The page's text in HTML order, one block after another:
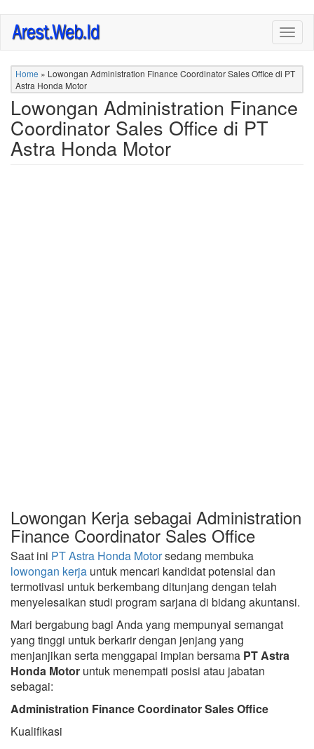
Skip
main
content
Home » Lowongan Administration Finance Coordinator Sales Office di PT
Astra Honda Motor
Lowongan Administration Finance
Coordinator Sales Office di PT
Astra Honda Motor
Lowongan Kerja sebagai Administration
Finance Coordinator Sales Office
Saat ini PT Astra Honda Motorsedang membuka
lowongan kerja untuk mencari kandidat potensial dan
termotivasi untuk berkembang ditunjang dengan telah
menyelesaikan studi program sarjana di bidang akuntansi.
Mari bergabung bagi Anda yang mempunyai semangat
yang tinggi untuk berkarir dengan jenjang yang
menjanjikan serta menggapai impian bersama PT Astra
Honda Motor untuk menempati posisi atau jabatan
sebagai:
Administration Finance Coordinator Sales Office
Kualifikasi